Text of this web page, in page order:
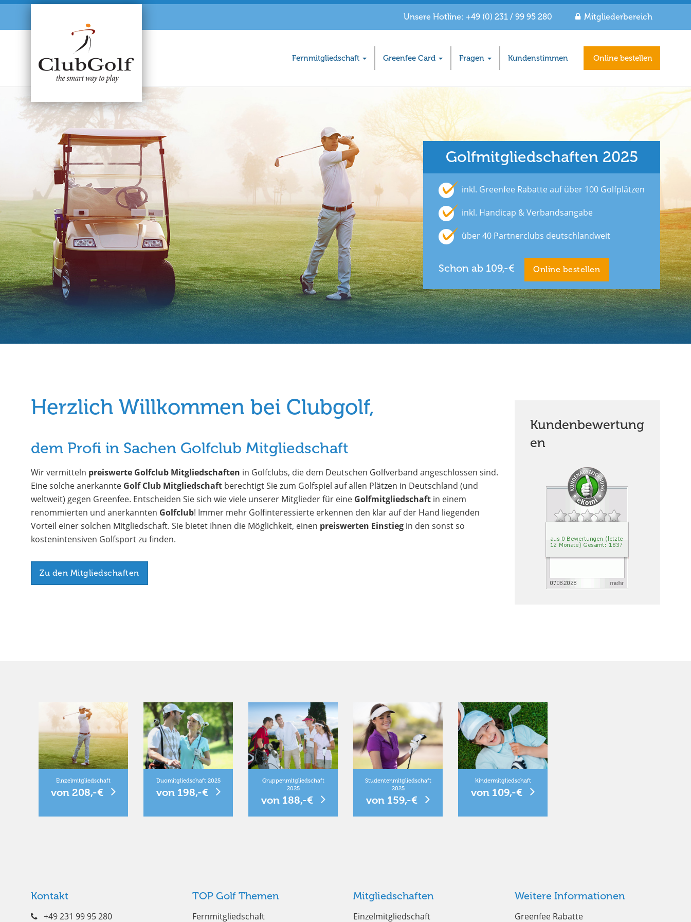
Unsere Hotline: +49 (0) 231 / 99 95 280 Mitgliederbereich
Fernmitgliedschaft Greenfee Card Fragen Kundenstimmen Online bestellen
Golfmitgliedschaften 2025
inkl. Greenfee Rabatte auf über 100 Golfplätzen
inkl. Handicap & Verbandsangabe
über 40 Partnerclubs deutschlandweit
Schon ab 109,-€ Online bestellen
Herzlich Willkommen bei Clubgolf,
dem Profi in Sachen Golfclub Mitgliedschaft
Wir vermitteln preiswerte Golfclub Mitgliedschaften in Golfclubs, die dem Deutschen Golfverband angeschlossen sind.
Eine solche anerkannte Golf Club Mitgliedschaft berechtigt Sie zum Golfspiel auf allen Plätzen in Deutschland (und
weltweit) gegen Greenfee. Entscheiden Sie sich wie viele unserer Mitglieder für eine Golfmitgliedschaft in einem
renommierten und anerkannten Golfclub! Immer mehr Golfinteressierte erkennen den klar auf der Hand liegenden
Vorteil einer solchen Mitgliedschaft. Sie bietet Ihnen die Möglichkeit, einen preiswerten Einstieg in den sonst so
kostenintensiven Golfsport zu finden.
Zu den Mitgliedschaften
Kundenbewertung
en
Einzelmitgliedschaft
von 208,-€
Duomitgliedschaft 2025
von 198,-€
Gruppenmitgliedschaft
2025
von 188,-€
Studentenmitgliedschaft
2025
von 159,-€
Kindermitgliedschaft
von 109,-€
Kontakt
+49 231 99 95 280
TOP Golf Themen
Fernmitgliedschaft
Mitgliedschaften
Einzelmitgliedschaft
Weitere Informationen
Greenfee Rabatte